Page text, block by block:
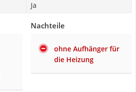
Ja
Nachteile
ohne Aufhänger für
die Heizung